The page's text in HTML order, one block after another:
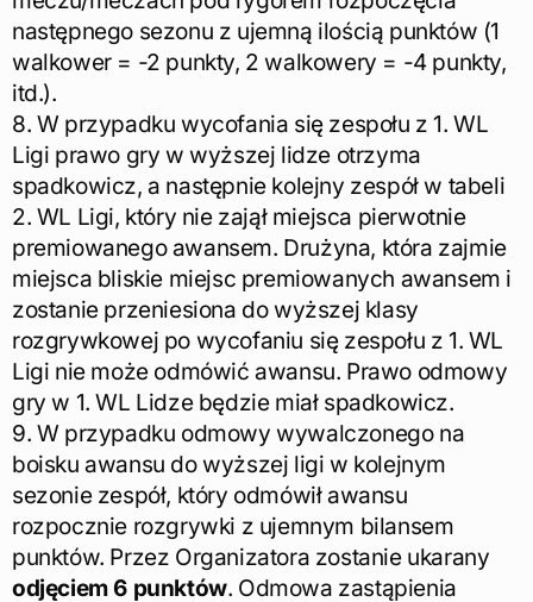
następnego sezonu z ujemną ilością punktów (1
walkower = -2 punkty, 2 walkowery = -4 punkty,
itd.).
8. W przypadku wycofania się zespołu z 1. WL
Ligi prawo gry w wyższej lidze otrzyma
spadkowicz, a następnie kolejny zespół w tabeli
2. WL Ligi, który nie zajął miejsca pierwotnie
premiowanego awansem. Drużyna, która zajmie
miejsca bliskie miejsc premiowanych awansem i
zostanie przeniesiona do wyższej klasy
rozgrywkowej po wycofaniu się zespołu z 1. WL
Ligi nie może odmówić awansu. Prawo odmowy
gry w 1. WL Lidze będzie miał spadkowicz.
9. W przypadku odmowy wywalczonego na
boisku awansu do wyższej ligi w kolejnym
sezonie zespół, który odmówił awansu
rozpocznie rozgrywki z ujemnym bilansem
punktów. Przez Organizatora zostanie ukarany
odjęciem 6 punktów. Odmowa zastąpienia